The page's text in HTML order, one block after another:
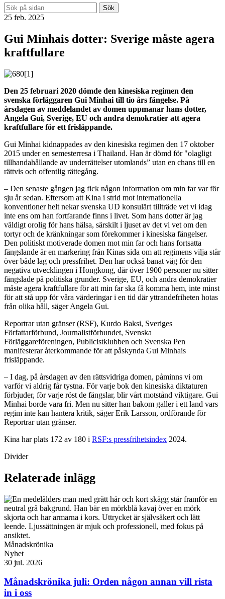
Sök
25 feb. 2025
Gui Minhais dotter: Sverige måste agera
kraftfullare
Den 25 februari 2020 dömde den kinesiska regimen den
svenska förläggaren Gui Minhai till tio års fängelse. På
årsdagen av meddelandet av domen uppmanar hans dotter,
Angela Gui, Sverige, EU och andra demokratier att agera
kraftfullare för ett frisläppande.
Gui Minhai kidnappades av den kinesiska regimen den 17 oktober
2015 under en semesterresa i Thailand. Han är dömd för "olagligt
tillhandahållande av underrättelser utomlands” utan en chans till en
rättvis och offentlig rättegång.
– Den senaste gången jag fick någon information om min far var för
sju år sedan. Eftersom att Kina i strid mot internationella
konventioner helt nekar svenska UD konsulärt tillträde vet vi idag
inte ens om han fortfarande finns i livet. Som hans dotter är jag
väldigt orolig för hans hälsa, särskilt i ljuset av det vi vet om den
tortyr och de kränkningar som förekommer i kinesiska fängelser.
Den politiskt motiverade domen mot min far och hans fortsatta
fängslande är en markering från Kinas sida om att regimens vilja står
över både lag och pressfrihet. Den har också banat väg för den
negativa utvecklingen i Hongkong, där över 1900 personer nu sitter
fängslade på politiska grunder. Sverige, EU, och andra demokratier
måste agera kraftfullare för att min far ska få komma hem, inte minst
för att stå upp för våra värderingar i en tid där yttrandefriheten hotas
från olika håll, säger Angela Gui.
Reportrar utan gränser (RSF), Kurdo Baksi, Sveriges
Författarförbund, Journalistförbundet, Svenska
Förläggareföreningen, Publicistklubben och Svenska Pen
manifesterar återkommande för att påskynda Gui Minhais
frisläppande.
– I dag, på årsdagen av den rättsvidriga domen, påminns vi om
varför vi aldrig får tystna. För varje bok den kinesiska diktaturen
förbjuder, för varje röst de fängslar, blir vårt motstånd viktigare. Gui
Minhai borde vara fri. Men nu sitter han bakom galler i ett land vars
regim inte kan hantera kritik, säger Erik Larsson, ordförande för
Reportrar utan gränser.
Kina har plats 172 av 180 i RSF:s pressfrihetsindex 2024.
Divider
Relaterade inlägg
Månadskrönika
Nyhet
30 jul. 2026
Månadskrönika juli: Orden någon annan vill rista
in i oss